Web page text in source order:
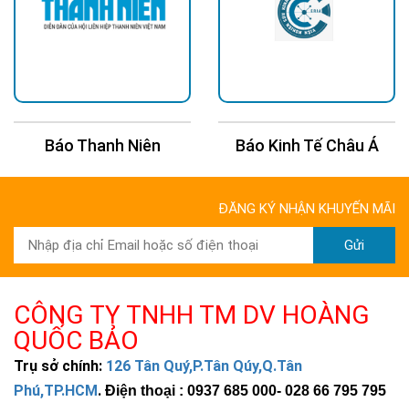
Báo Thanh Niên Báo Kinh Tế Châu Á
ĐĂNG KÝ NHẬN KHUYẾN MÃI
Gửi
CÔNG TY TNHH TM DV HOÀNG
QUỐC BẢO
Trụ sở chính: 126 Tân Quý,P.Tân Qúy,Q.Tân
Phú,TP.HCM. Điện thoại : 0937 685 000- 028 66 795 795